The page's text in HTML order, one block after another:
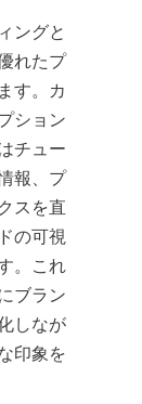
ングと
れたプ
す。カ
ション
チュー
報、プ
スを直
の可視
。これ
ブラン
しなが
印象を